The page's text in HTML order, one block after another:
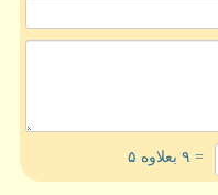
= ۹ بعلاوه ۵